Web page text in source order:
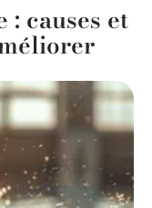
: causes et